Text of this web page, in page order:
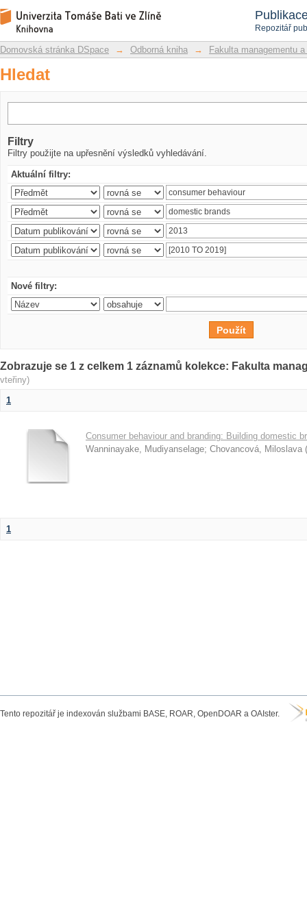
Repozitář
Hledat
Repozitář DSpace/Manakin
Domovská stránka DSpace → Odborná kniha → Fakulta managementu
Hledat
Filtry
Filtry použijte na upřesnění výsledků vyhledávání.
Aktuální filtry:
Nové filtry:
Zobrazuje se 1 z celkem 1 záznamů kolekce: Fakulta
vteřiny)
1
Consumer behaviour and branding: Building domestic
Wanninayake, Mudiyanselage; Chovancová, Miloslava (
1
Tento repozitář je indexován službami BASE, ROAR, OpenDOAR a OAIster.